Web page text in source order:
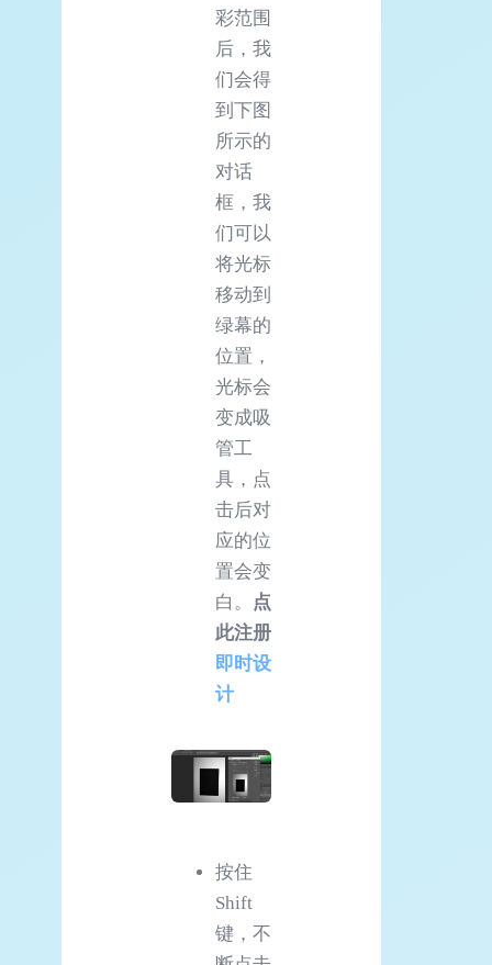
彩范围
后，我
们会得
到下图
所示的
对话
框，我
们可以
将光标
移动到
绿幕的
位置，
光标会
变成吸
管工
具，点
击后对
应的位
置会变
白。
点
此注册
即时设
计
按住
Shift
键，不